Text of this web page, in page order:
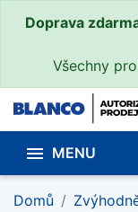
Doprava
Všechny
 MENU
Domů